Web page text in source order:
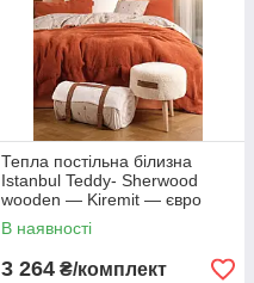
Тепла постільна білизна
Istanbul Teddy- Sherwood
wooden — Kiremit — євро
В наявності
3 264 ₴/комплект